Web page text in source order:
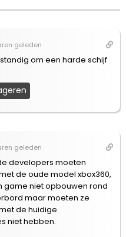
geleden
om een harde schijf
geleden
developers moeten
de oude model xbox360,
game niet opbouwen rond
maar moeten ze
de huidige
niet hebben.